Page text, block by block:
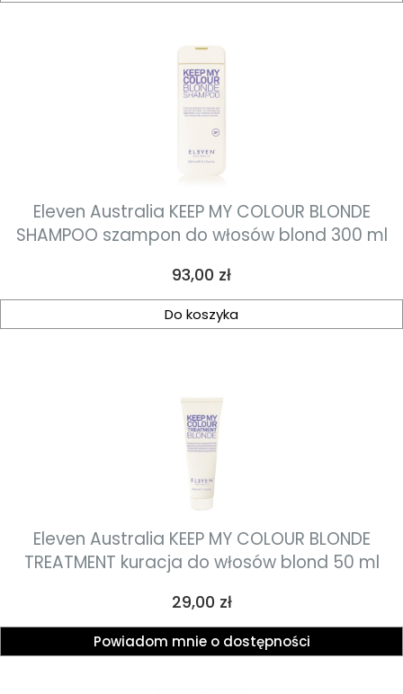
Eleven Australia KEEP MY COLOUR BLONDE
SHAMPOO szampon do włosów blond 300 ml
Cena
93,00 zł
Do koszyka
Eleven Australia KEEP MY COLOUR BLONDE
TREATMENT kuracja do włosów blond 50 ml
Cena
29,00 zł
Powiadom mnie o dostępności